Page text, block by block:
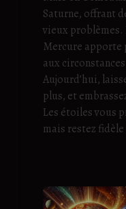
Saturne, offrant
vieux problèmes.
Mercure apporte
aux
Aujourd’hui,
plus, et
Les étoiles vous
mais restez